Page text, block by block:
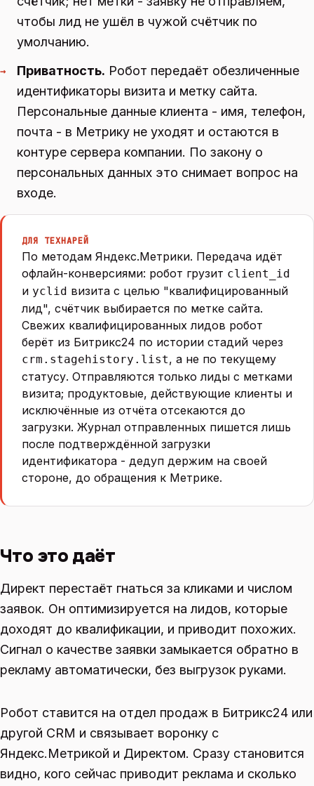
чтобы лид не ушёл в чужой счётчик по
умолчанию.
→ Приватность. Робот передаёт обезличенные
идентификаторы визита и метку сайта.
Персональные данные клиента - имя, телефон,
почта - в Метрику не уходят и остаются в
контуре сервера компании. По закону о
персональных данных это снимает вопрос на
входе.
ДЛЯ ТЕХНАРЕЙ
По методам Яндекс.Метрики. Передача идёт
офлайн-конверсиями: робот грузит client_id
и yclid визита с целью "квалифицированный
лид", счётчик выбирается по метке сайта.
Свежих квалифицированных лидов робот
берёт из Битрикс24 по истории стадий через
crm.stagehistory.list, а не по текущему
статусу. Отправляются только лиды с метками
визита; продуктовые, действующие клиенты и
исключённые из отчёта отсекаются до
загрузки. Журнал отправленных пишется лишь
после подтверждённой загрузки
идентификатора - дедуп держим на своей
стороне, до обращения к Метрике.
Что это даёт
Директ перестаёт гнаться за кликами и числом
заявок. Он оптимизируется на лидов, которые
доходят до квалификации, и приводит похожих.
Сигнал о качестве заявки замыкается обратно в
рекламу автоматически, без выгрузок руками.
Робот ставится на отдел продаж в Битрикс24 или
другой CRM и связывает воронку с
Яндекс.Метрикой и Директом. Сразу становится
видно, кого сейчас приводит реклама и сколько